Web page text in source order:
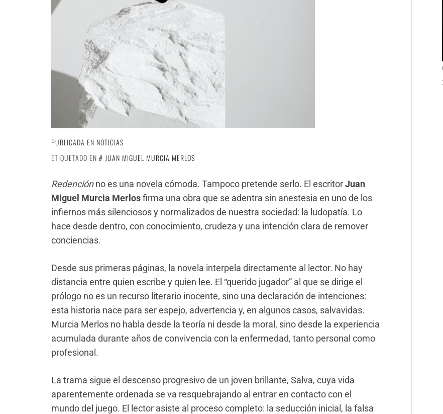
PUBLICADA EN NOTICIAS
ETIQUETADO EN
JUAN MIGUEL MURCIA MERLOS
Redenciónno es una novela cómoda. Tampoco pretende serlo. El escritorJuan
Miguel Murcia Merlosfirma una obra que se adentra sin anestesia en uno de los
infiernos más silenciosos y normalizados de nuestra sociedad: la ludopatía. Lo
hace desde dentro, con conocimiento, crudeza y una intención clara de remover
conciencias.
Desde sus primeras páginas, la novela interpela directamente al lector. No hay
distancia entre quien escribe y quien lee. El “querido jugador” al que se dirige el
prólogo no es un recurso literario inocente, sino una declaración de intenciones:
esta historia nace para ser espejo, advertencia y, en algunos casos, salvavidas.
Murcia Merlos no habla desde la teoría ni desde la moral, sino desde la experiencia
acumulada durante años de convivencia con la enfermedad, tanto personal como
profesional.
La trama sigue el descenso progresivo de un joven brillante, Salva, cuya vida
aparentemente ordenada se va resquebrajando al entrar en contacto con el
mundo del juego. El lector asiste al proceso completo: la seducción inicial, la falsa